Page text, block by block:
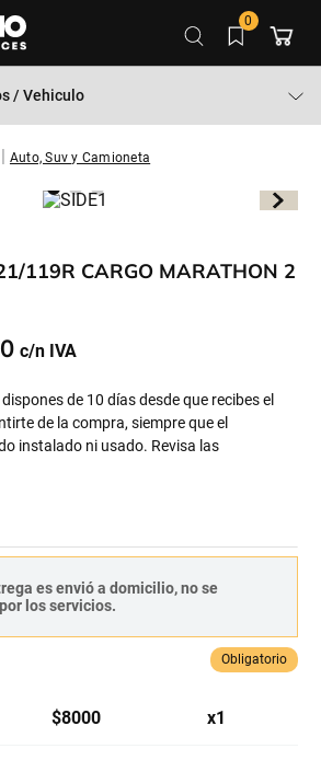
0
/ Vehiculo
Auto, Suv y Camioneta
119R CARGO MARATHON 2
de 10 días desde que recibes el
de la compra, siempre que el
instalado ni usado. Revisa las
es envió a domicilio, no se
los servicios.
Obligatorio
$8000 x1